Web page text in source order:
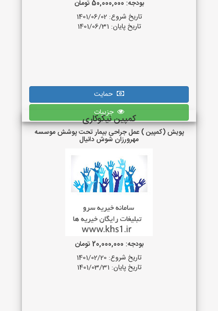
بودجه: 50,000,000 تومان
تاریخ شروع: 1401/06/02
تاریخ پایان: 1401/06/31
حمایت
جزییات
کمپین نیکوکاری
پویش (کمپین ) عمل جراحی بیمار تحت پوشش موسسه
مهرورزان شوش دانیال
بودجه: 20,000,000 تومان
تاریخ شروع: 1401/02/20
تاریخ پایان: 1401/03/31